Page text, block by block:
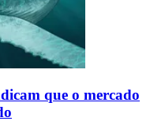
que o mercado